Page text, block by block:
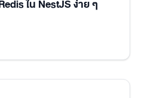
ใน NestJS ง่าย ๆ